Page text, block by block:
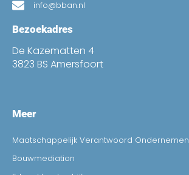
info@bban.nl
Bezoekadres
De Kazematten 4
3823 BS Amersfoort
Meer
Maatschappelijk Verantwoord Ondernemen
Bouwmediation